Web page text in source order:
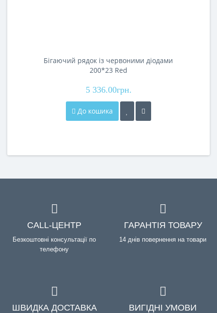
Бігаючий рядок із червоними діодами
200*23 Red
5 336.00грн.
До кошика
CALL-ЦЕНТР
Безкоштовні консультації по
телефону
ГАРАНТІЯ ТОВАРУ
14 днів повернення на товари
ШВИДКА ДОСТАВКА ВИГІДНІ УМОВИ